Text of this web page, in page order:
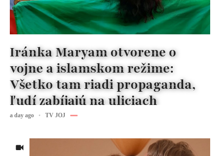
Iránka Maryam otvorene o
vojne a islamskom režime:
Všetko tam riadi propaganda,
ľudí zabíjajú na uliciach
a day ago TV JOJ